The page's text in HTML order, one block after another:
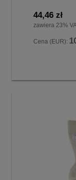
44,46 zł
zawiera 23%
Cena (EUR):